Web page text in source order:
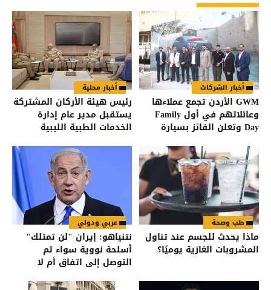
أخبار الشركات
GWM الأردن تجمع عملاءها
وعائلاتهم في أول Family
Day وتعلن الفائز بسيارة
أخبار محلية
رئيس هيئة الأركان المشتركة
يستقبل مدير عام إدارة
الخدمات الطبية الليبية
طب وصحة
ماذا يحدث للجسم عند تناول
المشروبات الغازية يوميًا؟
عربي ودولي
نتنياهو: إيران "لن تمتلك"
أسلحة نووية سواء تم
التوصل إلى اتفاق أم لا